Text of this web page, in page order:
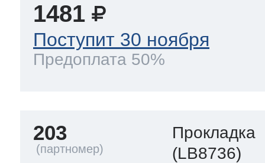
1481
Поступит 30 ноября
Предоплата 50%
203
Прокладка
(LB8736)